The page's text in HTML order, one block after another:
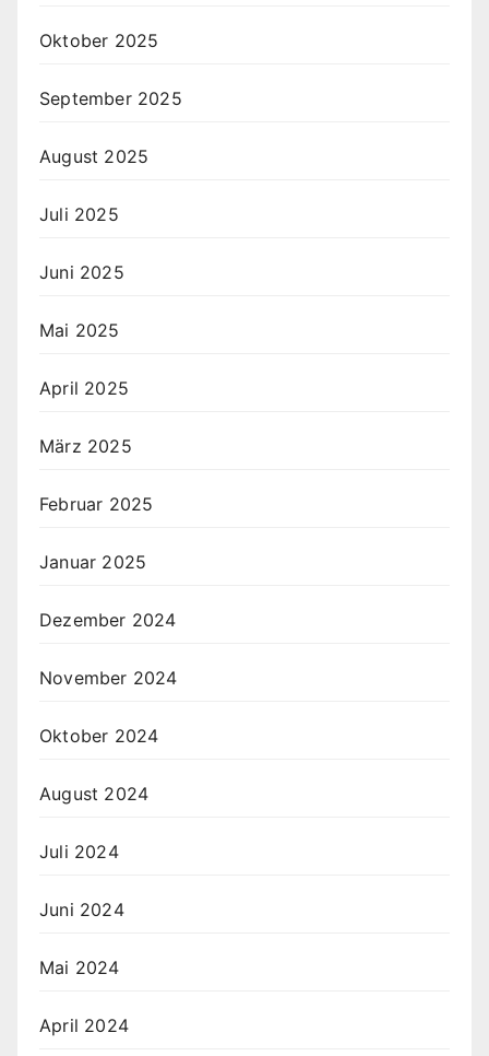
Oktober 2025
September 2025
August 2025
Juli 2025
Juni 2025
Mai 2025
April 2025
März 2025
Februar 2025
Januar 2025
Dezember 2024
November 2024
Oktober 2024
August 2024
Juli 2024
Juni 2024
Mai 2024
April 2024